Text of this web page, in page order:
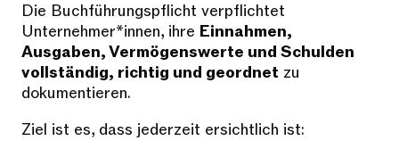
Die Buchführungspflicht verpflichtet
Unternehmer*innen, ihre Einnahmen,
Ausgaben, Vermögenswerte und Schulden
vollständig, richtig und geordnet zu
dokumentieren.
Ziel ist es, dass jederzeit ersichtlich ist: